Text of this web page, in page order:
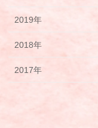
2019年
2018年
2017年